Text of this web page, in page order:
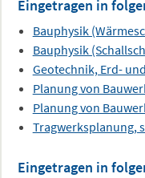
Eingetragen in
Bauphysik
Bauphysik
Geotechnik, Erd-
Planung von
Planung von
Tragwerksplanung,
Eingetragen in